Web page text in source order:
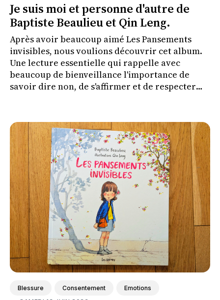
Je suis moi et personne d'autre de
Baptiste Beaulieu et Qin Leng.
Après avoir beaucoup aimé Les Pansements
invisibles, nous voulions découvrir cet album.
Une lecture essentielle qui rappelle avec
beaucoup de bienveillance l'importance de
savoir dire non, de s'affirmer et de respecter
Blessure Consentement Emotions